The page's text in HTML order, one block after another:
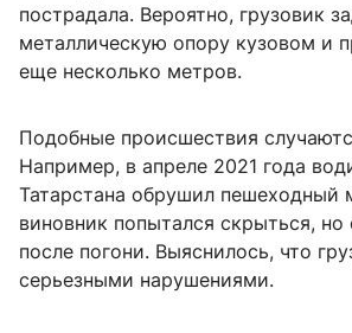
пострадала. Вероятно, грузовик
металлическую опору кузовом и
еще несколько метров.
Подобные происшествия
Например, в апреле 2021 года
Татарстана обрушил пешеходный
виновник попытался скрыться, но
после погони. Выяснилось, что
серьезными нарушениями.